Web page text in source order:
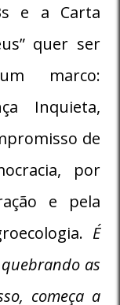
e a Carta
quer ser
marco:
Inquieta,
de
por
e pela
É
as
começa a